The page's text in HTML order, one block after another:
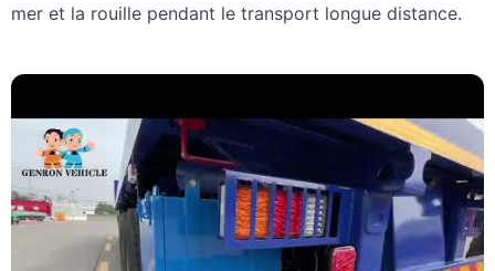
mer et la rouille pendant le transport longue distance.